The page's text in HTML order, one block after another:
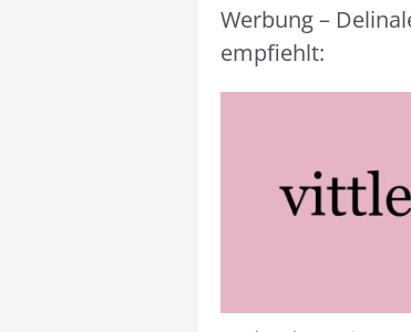
Werbung –
empfiehlt: